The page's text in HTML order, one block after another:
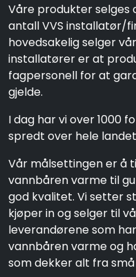
Våre produkter selges
antall VVS installatør/
hovedsakelig selger
installatører er at
fagpersonell for at
gjelde.
I dag har vi over 1000
spredt over hele
Vår målsettingen er å
vannbåren varme til
god kvalitet. Vi setter
kjøper in og selger til
leverandørene som
vannbåren varme og
som dekker alt fra